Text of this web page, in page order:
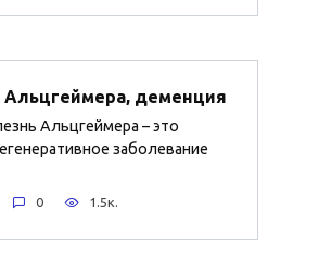
Альцгеймера, деменция
Альцгеймера – это
заболевание
0 1.5к.